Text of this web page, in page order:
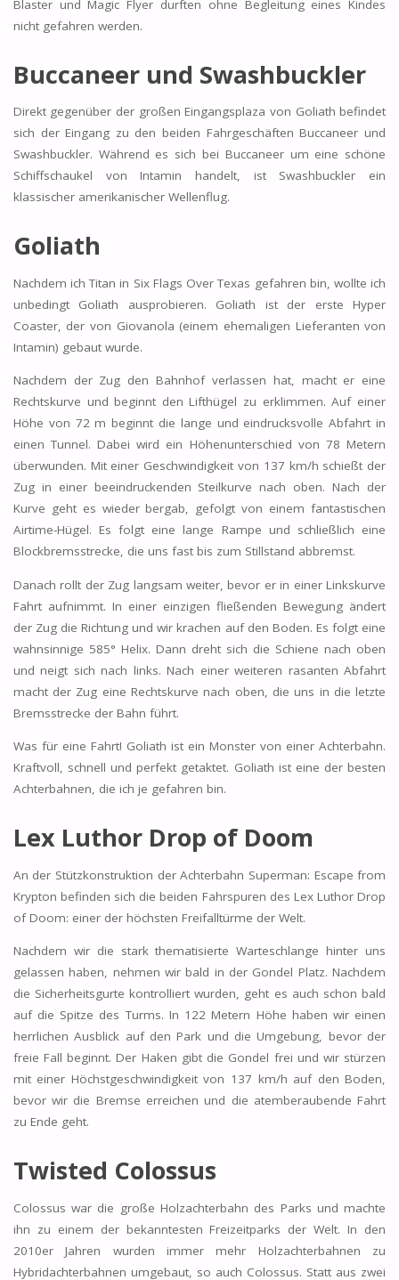
Blaster und Magic Flyer durften ohne Begleitung eines Kindes
nicht gefahren werden.
Buccaneer und Swashbuckler
Direkt gegenüber der großen Eingangsplaza von Goliath befindet
sich der Eingang zu den beiden Fahrgeschäften Buccaneer und
Swashbuckler. Während es sich bei Buccaneer um eine schöne
Schiffschaukel von Intamin handelt, ist Swashbuckler ein
klassischer amerikanischer Wellenflug.
Goliath
Nachdem ich Titan in Six Flags Over Texas gefahren bin, wollte ich
unbedingt Goliath ausprobieren. Goliath ist der erste Hyper
Coaster, der von Giovanola (einem ehemaligen Lieferanten von
Intamin) gebaut wurde.
Nachdem der Zug den Bahnhof verlassen hat, macht er eine
Rechtskurve und beginnt den Lifthügel zu erklimmen. Auf einer
Höhe von 72 m beginnt die lange und eindrucksvolle Abfahrt in
einen Tunnel. Dabei wird ein Höhenunterschied von 78 Metern
überwunden. Mit einer Geschwindigkeit von 137 km/h schießt der
Zug in einer beeindruckenden Steilkurve nach oben. Nach der
Kurve geht es wieder bergab, gefolgt von einem fantastischen
Airtime-Hügel. Es folgt eine lange Rampe und schließlich eine
Blockbremsstrecke, die uns fast bis zum Stillstand abbremst.
Danach rollt der Zug langsam weiter, bevor er in einer Linkskurve
Fahrt aufnimmt. In einer einzigen fließenden Bewegung ändert
der Zug die Richtung und wir krachen auf den Boden. Es folgt eine
wahnsinnige 585° Helix. Dann dreht sich die Schiene nach oben
und neigt sich nach links. Nach einer weiteren rasanten Abfahrt
macht der Zug eine Rechtskurve nach oben, die uns in die letzte
Bremsstrecke der Bahn führt.
Was für eine Fahrt! Goliath ist ein Monster von einer Achterbahn.
Kraftvoll, schnell und perfekt getaktet. Goliath ist eine der besten
Achterbahnen, die ich je gefahren bin.
Lex Luthor Drop of Doom
An der Stützkonstruktion der Achterbahn Superman: Escape from
Krypton befinden sich die beiden Fahrspuren des Lex Luthor Drop
of Doom: einer der höchsten Freifalltürme der Welt.
Nachdem wir die stark thematisierte Warteschlange hinter uns
gelassen haben, nehmen wir bald in der Gondel Platz. Nachdem
die Sicherheitsgurte kontrolliert wurden, geht es auch schon bald
auf die Spitze des Turms. In 122 Metern Höhe haben wir einen
herrlichen Ausblick auf den Park und die Umgebung, bevor der
freie Fall beginnt. Der Haken gibt die Gondel frei und wir stürzen
mit einer Höchstgeschwindigkeit von 137 km/h auf den Boden,
bevor wir die Bremse erreichen und die atemberaubende Fahrt
zu Ende geht.
Twisted Colossus
Colossus war die große Holzachterbahn des Parks und machte
ihn zu einem der bekanntesten Freizeitparks der Welt. In den
2010er Jahren wurden immer mehr Holzachterbahnen zu
Hybridachterbahnen umgebaut, so auch Colossus. Statt aus zwei